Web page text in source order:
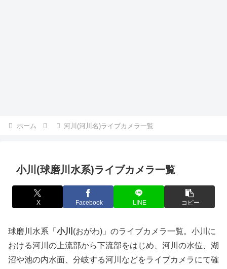
ホーム 河川(河川名)ライブカメラ一覧
小川(球磨川水系)ライブカメラ一覧
X Facebook LINE コピー
球磨川水系「 小川 (おがわ)」のライブカメラ一覧。小川に
おける河川の上流部から下流部をはじめ、河川の水位、湖
沼や池の内水面、分岐する河川などをライブカメラにて確